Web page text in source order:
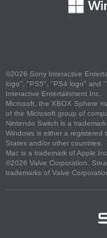
©2026 Sony Interactive
logo", "PS5", "PS4 logo" and
Interactive Entertainment Inc.
Microsoft, the XBOX Sphere
of the Microsoft group of
Nintendo Switch is a trademark
Windows is either a registered
States and/or other countries.
Mac is a trademark of Apple Inc.
©2026 Valve Corporation.
trademarks of Valve